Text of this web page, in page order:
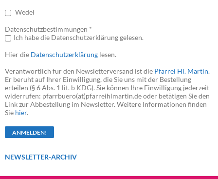
Wedel
Datenschutzbestimmungen *
Ich habe die Datenschutzerklärung gelesen.
Hier die Datenschutzerklärung lesen.
Verantwortlich für den Newsletterversand ist die Pfarrei Hl. Martin.
Er beruht auf Ihrer Einwilligung, die Sie uns mit der Bestellung
erteilen (§ 6 Abs. 1 lit. b KDG). Sie können Ihre Einwilligung jederzeit
widerrufen: pfarrbuero(at)pfarreihlmartin.de oder betätigen Sie den
Link zur Abbestellung im Newsletter. Weitere Informationen finden
Sie hier.
NEWSLETTER-ARCHIV